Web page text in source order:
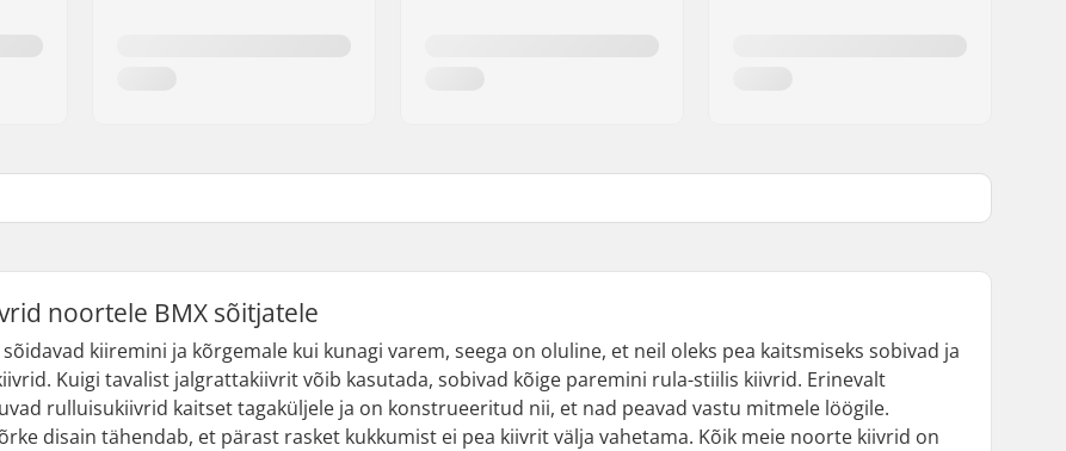
noortele BMX sõitjatele
kiiremini ja kõrgemale kui kunagi varem, seega on oluline, et neil oleks pea kaitsmiseks sobivad ja
Kuigi tavalist jalgrattakiivrit võib kasutada, sobivad kõige paremini rula-stiilis kiivrid. Erinevalt
rulluisukiivrid kaitset tagaküljele ja on konstrueeritud nii, et nad peavad vastu mitmele löögile.
disain tähendab, et pärast rasket kukkumist ei pea kiivrit välja vahetama. Kõik meie noorte kiivrid on